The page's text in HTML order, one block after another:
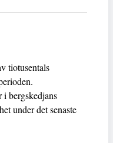
tiotusentals
i bergskedjans
under det senaste